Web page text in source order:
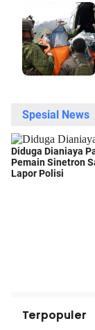
Terpopuler